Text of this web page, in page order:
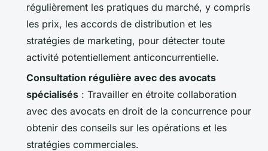
régulièrement les pratiques du marché, y compris
les prix, les accords de distribution et les
stratégies de marketing, pour détecter toute
activité potentiellement anticoncurrentielle.
Consultation régulière avec des avocats
spécialisés : Travailler en étroite collaboration
avec des avocats en droit de la concurrence pour
obtenir des conseils sur les opérations et les
stratégies commerciales.